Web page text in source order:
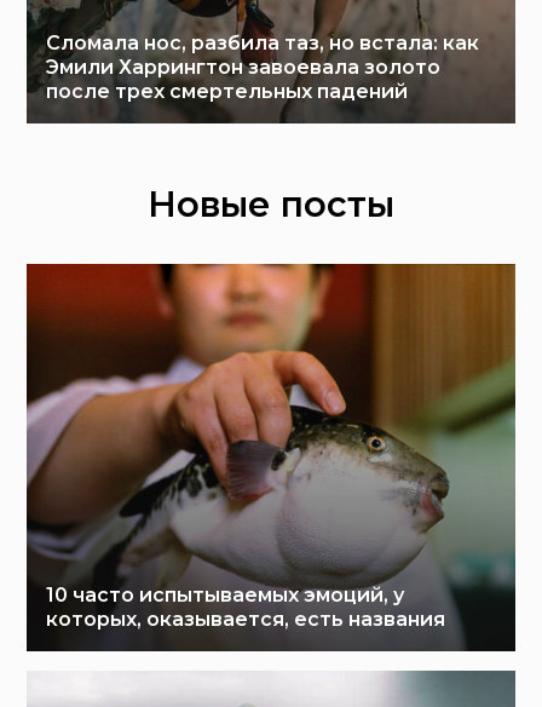
Сломала нос, разбила таз, но встала: как
Эмили Харрингтон завоевала золото
после трех смертельных падений
Новые посты
10 часто испытываемых эмоций, у
которых, оказывается, есть названия